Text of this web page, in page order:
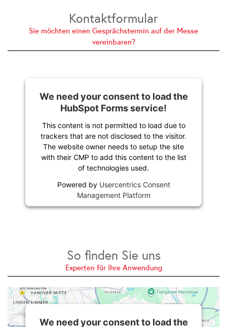
Kontaktformular
Sie möchten einen Gesprächstermin auf der Messe
vereinbaren?
We need your consent to load the
HubSpot Forms service!
This content is not permitted to load due to
trackers that are not disclosed to the visitor.
The website owner needs to setup the site
with their CMP to add this content to the list
of technologies used.
Powered by Usercentrics Consent
Management Platform
So finden Sie uns
Experten für Ihre Anwendung
We need your consent to load the